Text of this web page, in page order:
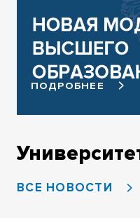
ПОДРОБНЕЕ
ВСЕ НОВОСТИ